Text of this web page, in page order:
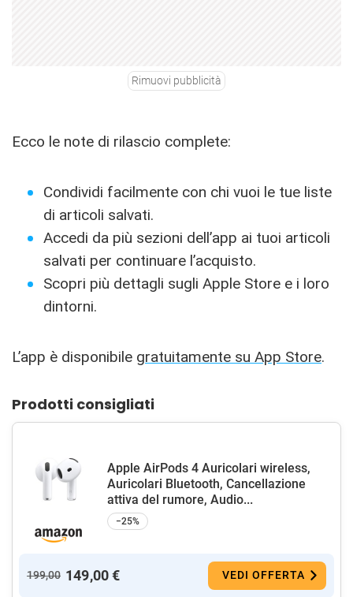
Rimuovi pubblicità
Ecco le note di rilascio complete:
Condividi facilmente con chi vuoi le tue liste
di articoli salvati.
Accedi da più sezioni dell’app ai tuoi articoli
salvati per continuare l’acquisto.
Scopri più dettagli sugli Apple Store e i loro
dintorni.
L’app è disponibile gratuitamente su App Store.
Prodotti consigliati
Apple AirPods 4 Auricolari wireless,
Auricolari Bluetooth, Cancellazione
attiva del rumore, Audio...
−25%
199,00 149,00 € VEDI OFFERTA